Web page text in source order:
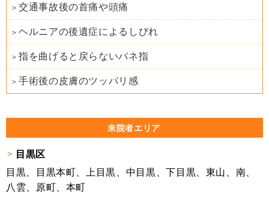
交通事故後の首痛や頭痛
ヘルニアの後遺症によるしびれ
指を曲げると戻らないバネ指
手術後の皮膚のツッパリ感
来院者エリア
目黒区
目黒、目黒本町、上目黒、中目黒、下目黒、東山、南、
八雲、原町、本町